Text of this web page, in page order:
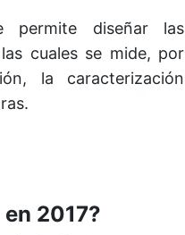
permite diseñar las
cuales se mide, por
la caracterización
2017?